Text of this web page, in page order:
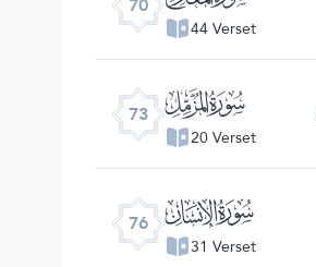
44 Verset
73 ﯶ
20 Verset
76 ﯹ
31 Verset